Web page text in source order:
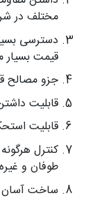
مختلف در
دسترسی
قیمت
جزو مصالح
قابلیت
قابلیت
کنترل
طوفان و غیره
ساخت آسان